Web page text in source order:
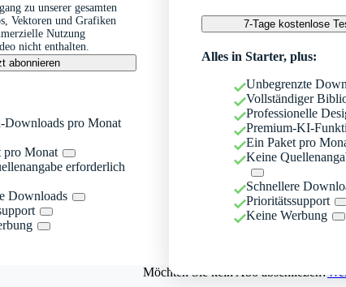
zu unserer gesamten
Vektoren und Grafiken
Nutzung
nicht enthalten.
abonnieren
pro Monat
pro Monat
erforderlich
Downloads
7-Tage kostenlose
Alles in Starter, plus:
Unbegrenzte
Vollständiger
Professionelle
Premium-KI-
Ein Paket pro
Keine
Schnellere
Prioritätssupport
Keine Werbung
Möchten Sie kein Abo abschließen?